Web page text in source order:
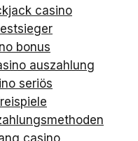
casino
bonus
auszahlung
seriös
casino